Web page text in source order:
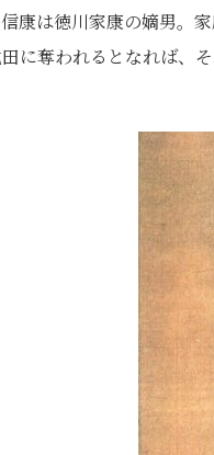
康は徳川家康の嫡男。
に奪われるとなれば、